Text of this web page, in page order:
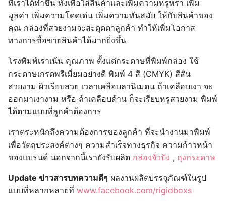
ที่เราได้ทำขึ้น ทั้งเพื่อใส่สินค้าและเพิ่มความหรูหรา เพิ่ม
มูลค่า เพิ่มความโดดเด่น เพิ่มความทันสมัย ให้กับสินค้าของ
คุณ กล่องที่สวยงามจะสะดุดตาลูกค้า ทำให้เพิ่มโอกาส
ทางการซื้อขายสินค้าได้มากยิ่งขึ้น
โรงพิมพ์เราเน้น คุณภาพ ตั้งแต่กระดาษที่พิมพ์กล่อง ใช้
กระดาษเกรดพรีเมี่ยมอย่างดี พิมพ์ 4 สี (CMYK) สีสัน
สวยงาม ผิวเรียบสวย เวลาเคลือบลานิเมตน ถ้าเคลือบเงา จะ
ออกมาเงางาม หรือ ถ้าเคลือบด้าน ก็จะเรียบหรูสวยงาม พิมพ์
ได้ตามแบบที่ลูกค้าต้องการ
เราตระหนักถึงความต้องการของลูกค้า ที่จะนำงานมาพิมพ์
เพื่อวัตถุประสงค์ต่างๆ ความสำเร็จทางธุรกิจ ความก้าวหน้า
ของแบรนด์ นอกจากนี้เรายังรับผลิต กล่องจั่วปัง , ถุงกระดาษ
Update ข่าวสารบทความดีๆ ผลงานผลิตบรรจุภัณฑ์ในรูป
แบบที่หลากหลายที่ www.facebook.com/rigidboxs